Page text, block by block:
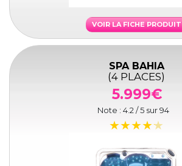
VOIR LA FICHE PRODUIT
SPA BAHIA
(4 PLACES)
5.999€
Note : 4.2 / 5 sur94